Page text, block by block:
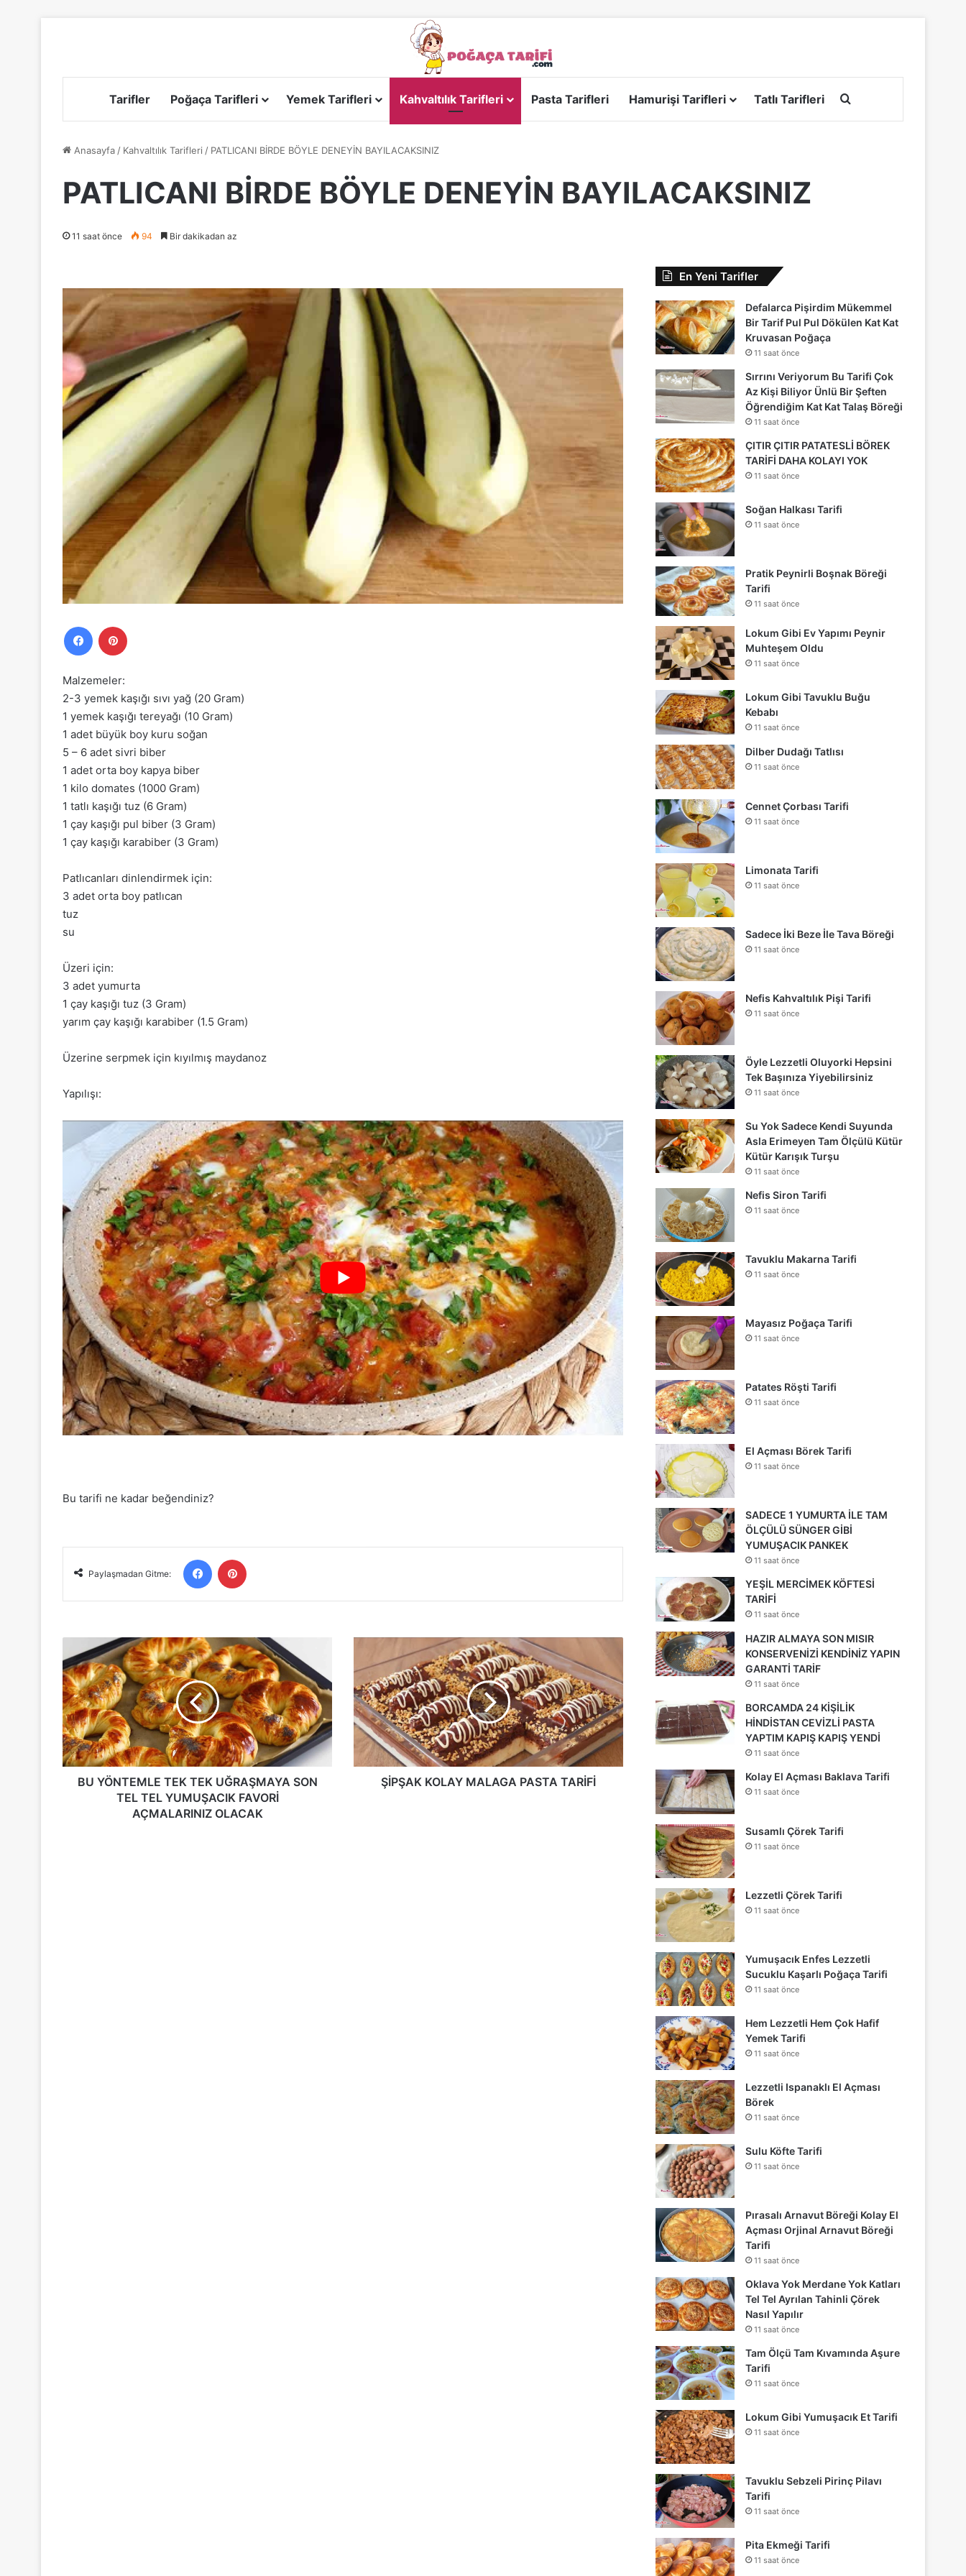
Tarifler Poğaça Tarifleri Yemek Tarifleri Kahvaltılık Tarifleri Pasta Tarifleri Hamurişi Tarifleri Tatlı Tarifleri
Anasayfa / Kahvaltılık Tarifleri / PATLICANI BİRDE BÖYLE DENEYİN BAYILACAKSINIZ
PATLICANI BİRDE BÖYLE DENEYİN BAYILACAKSINIZ
11 saat önce 94 Bir dakikadan az
Facebook
Malzemeler:
2-3 yemek kaşığı sıvı yağ (20 Gram)
1 yemek kaşığı tereyağı (10 Gram)
1 adet büyük boy kuru soğan
5 – 6 adet sivri biber
1 adet orta boy kapya biber
1 kilo domates (1000 Gram)
1 tatlı kaşığı tuz (6 Gram)
1 çay kaşığı pul biber (3 Gram)
1 çay kaşığı karabiber (3 Gram)
Patlıcanları dinlendirmek için:
3 adet orta boy patlıcan
tuz
su
Üzeri için:
3 adet yumurta
1 çay kaşığı tuz (3 Gram)
yarım çay kaşığı karabiber (1.5 Gram)
Üzerine serpmek için kıyılmış maydanoz
Yapılışı:
Bu tarifi ne kadar beğendiniz?
Paylaşmadan Gitme:
Facebook
YÖNTEMLE
TEK
TEK
UĞRAŞMAYA
SON
TEL
TEL
YUMUŞACIK
FAVORİ
AÇMALARINIZ
BU YÖNTEMLE TEK TEK UĞRAŞMAYA SON
TEL TEL YUMUŞACIK FAVORİ
AÇMALARINIZ OLACAK
KOLAY
MALAGA
PASTA
TARİFİ
ŞİPŞAK KOLAY MALAGA PASTA TARİFİ
En Yeni Tarifler
Defalarca Pişirdim Mükemmel
Bir Tarif Pul Pul Dökülen Kat Kat
Kruvasan Poğaça
11 saat önce
Sırrını Veriyorum Bu Tarifi Çok
Az Kişi Biliyor Ünlü Bir Şeften
Öğrendiğim Kat Kat Talaş Böreği
11 saat önce
ÇITIR ÇITIR PATATESLİ BÖREK
TARİFİ DAHA KOLAYI YOK
11 saat önce
Soğan Halkası Tarifi
11 saat önce
Pratik Peynirli Boşnak Böreği
Tarifi
11 saat önce
Lokum Gibi Ev Yapımı Peynir
Muhteşem Oldu
11 saat önce
Lokum Gibi Tavuklu Buğu
Kebabı
11 saat önce
Dilber Dudağı Tatlısı
11 saat önce
Cennet Çorbası Tarifi
11 saat önce
Limonata Tarifi
11 saat önce
Sadece İki Beze İle Tava Böreği
11 saat önce
Nefis Kahvaltılık Pişi Tarifi
11 saat önce
Öyle Lezzetli Oluyorki Hepsini
Tek Başınıza Yiyebilirsiniz
11 saat önce
Su Yok Sadece Kendi Suyunda
Asla Erimeyen Tam Ölçülü Kütür
Kütür Karışık Turşu
11 saat önce
Nefis Siron Tarifi
11 saat önce
Tavuklu Makarna Tarifi
11 saat önce
Mayasız Poğaça Tarifi
11 saat önce
Patates Röşti Tarifi
11 saat önce
El Açması Börek Tarifi
11 saat önce
SADECE 1 YUMURTA İLE TAM
ÖLÇÜLÜ SÜNGER GİBİ
YUMUŞACIK PANKEK
11 saat önce
YEŞİL MERCİMEK KÖFTESİ
TARİFİ
11 saat önce
HAZIR ALMAYA SON MISIR
KONSERVENİZİ KENDİNİZ YAPIN
GARANTİ TARİF
11 saat önce
BORCAMDA 24 KİŞİLİK
HİNDİSTAN CEVİZLİ PASTA
YAPTIM KAPIŞ KAPIŞ YENDİ
11 saat önce
Kolay El Açması Baklava Tarifi
11 saat önce
Susamlı Çörek Tarifi
11 saat önce
Lezzetli Çörek Tarifi
11 saat önce
Yumuşacık Enfes Lezzetli
Sucuklu Kaşarlı Poğaça Tarifi
11 saat önce
Hem Lezzetli Hem Çok Hafif
Yemek Tarifi
11 saat önce
Lezzetli Ispanaklı El Açması
Börek
11 saat önce
Sulu Köfte Tarifi
11 saat önce
Pırasalı Arnavut Böreği Kolay El
Açması Orjinal Arnavut Böreği
Tarifi
11 saat önce
Oklava Yok Merdane Yok Katları
Tel Tel Ayrılan Tahinli Çörek
Nasıl Yapılır
11 saat önce
Tam Ölçü Tam Kıvamında Aşure
Tarifi
11 saat önce
Lokum Gibi Yumuşacık Et Tarifi
11 saat önce
Tavuklu Sebzeli Pirinç Pilavı
Tarifi
11 saat önce
Pita Ekmeği Tarifi
11 saat önce